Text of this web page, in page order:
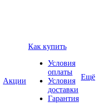
Акции
Как купить
Условия
оплаты
Условия
доставки
Гарантия
Ещё